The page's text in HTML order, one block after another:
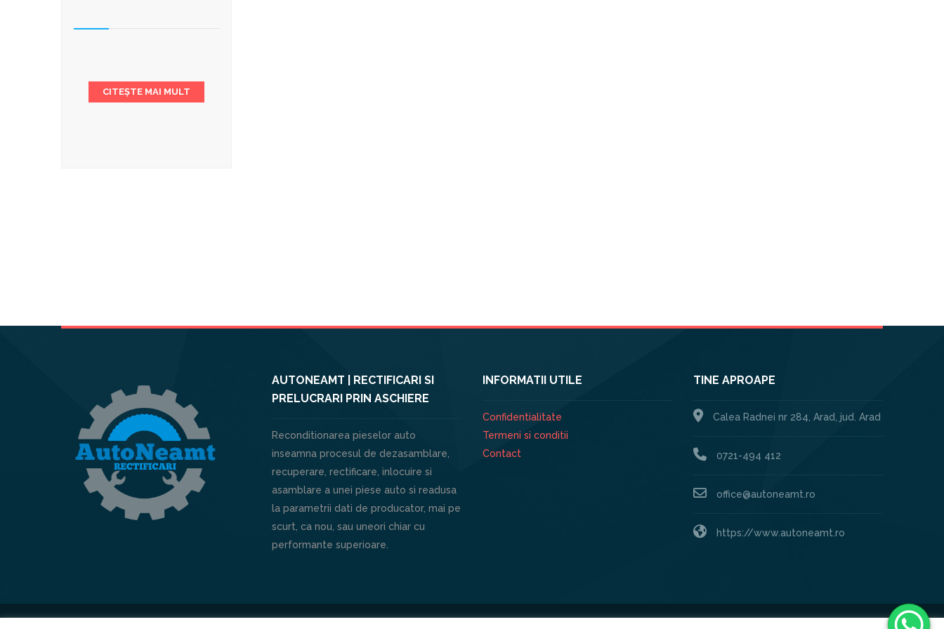
CITEȘTE MAI MULT
AUTONEAMT | RECTIFICARI SI
PRELUCRARI PRIN ASCHIERE
Reconditionarea pieselor auto
inseamna procesul de dezasamblare,
recuperare, rectificare, inlocuire si
asamblare a unei piese auto si readusa
la parametrii dati de producator, mai pe
scurt, ca nou, sau uneori chiar cu
performante superioare.
INFORMATII UTILE
Confidentialitate
Termeni si conditii
Contact
TINE APROAPE
Calea Radnei nr 284, Arad, jud. Arad
0721-494 412
office@autoneamt.ro
https://www.autoneamt.ro